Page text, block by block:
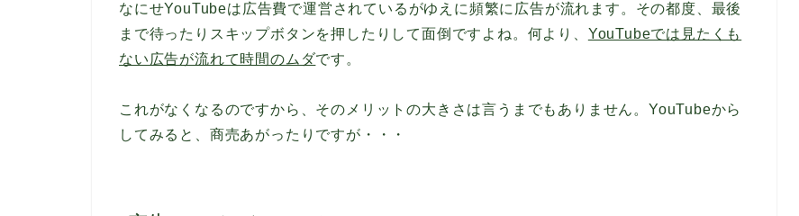
なにせYouTubeは広告費で運営されているがゆえに頻繁に広告が流れます。その都度、最後
まで待ったりスキップボタンを押したりして面倒ですよね。何より、 YouTubeでは見たくも
ない広告が流れて時間のムダです。
これがなくなるのですから、そのメリットの大きさは言うまでもありません。YouTubeから
してみると、商売あがったりですが・・・